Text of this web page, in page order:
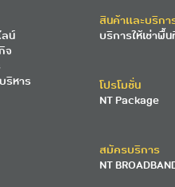
น์
จ
ริหาร
สินค้าและบริกา
บริการให้เช่าพื้
โปรโมชั่น
NT Package
สมัครบริการ
NT